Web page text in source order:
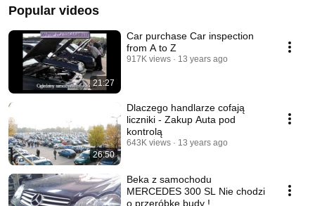
Popular videos
21:27
Car purchase Car inspection
from A to Z
917K views 13 years ago
26:50
Dlaczego handlarze cofają
liczniki - Zakup Auta pod
kontrolą
643K views 13 years ago
Beka z samochodu
MERCEDES 300 SL Nie chodzi
o przeróbkę budy !